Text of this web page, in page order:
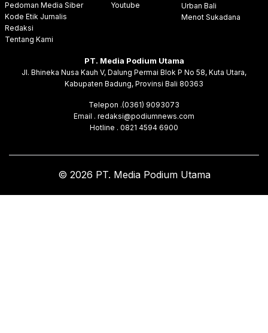
Pedoman Media Siber
Kode Etik Jurnalis
Redaksi
Tentang Kami
Youtube
Urban Bali
Menot Sukadana
PT. Media Podium Utama
Jl. Bhineka Nusa Kauh V, Dalung Permai Blok P No 58, Kuta Utara,
Kabupaten Badung, Provinsi Bali 80363
Telepon .(0361) 9093073
Email . redaksi@podiumnews.com
Hotline . 0821 4594 6900
© 2026 PT. Media Podium Utama